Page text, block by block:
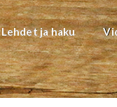
Lehdet ja haku